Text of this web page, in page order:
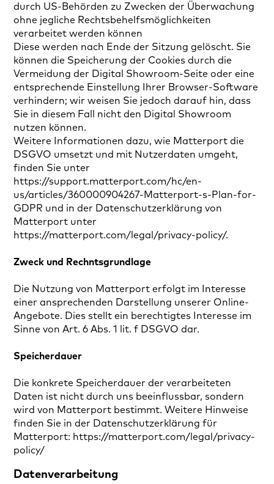
durch US-Behörden zu Zwecken der Überwachung
ohne jegliche Rechtsbehelfsmöglichkeiten
verarbeitet werden können
Diese werden nach Ende der Sitzung gelöscht. Sie
können die Speicherung der Cookies durch die
Vermeidung der Digital Showroom-Seite oder eine
entsprechende Einstellung Ihrer Browser-Software
verhindern; wir weisen Sie jedoch darauf hin, dass
Sie in diesem Fall nicht den Digital Showroom
nutzen können.
Weitere Informationen dazu, wie Matterport die
DSGVO umsetzt und mit Nutzerdaten umgeht,
finden Sie unter
https://support.matterport.com/hc/en-
us/articles/360000904267-Matterport-s-Plan-for-
GDPR und in der Datenschutzerklärung von
Matterport unter
https://matterport.com/legal/privacy-policy/.
Zweck und Rechntsgrundlage
Die Nutzung von Matterport erfolgt im Interesse
einer ansprechenden Darstellung unserer Online-
Angebote. Dies stellt ein berechtigtes Interesse im
Sinne von Art. 6 Abs. 1 lit. f DSGVO dar.
Speicherdauer
Die konkrete Speicherdauer der verarbeiteten
Daten ist nicht durch uns beeinflussbar, sondern
wird von Matterport bestimmt. Weitere Hinweise
finden Sie in der Datenschutzerklärung für
Matterport: https://matterport.com/legal/privacy-
policy/
Datenverarbeitung